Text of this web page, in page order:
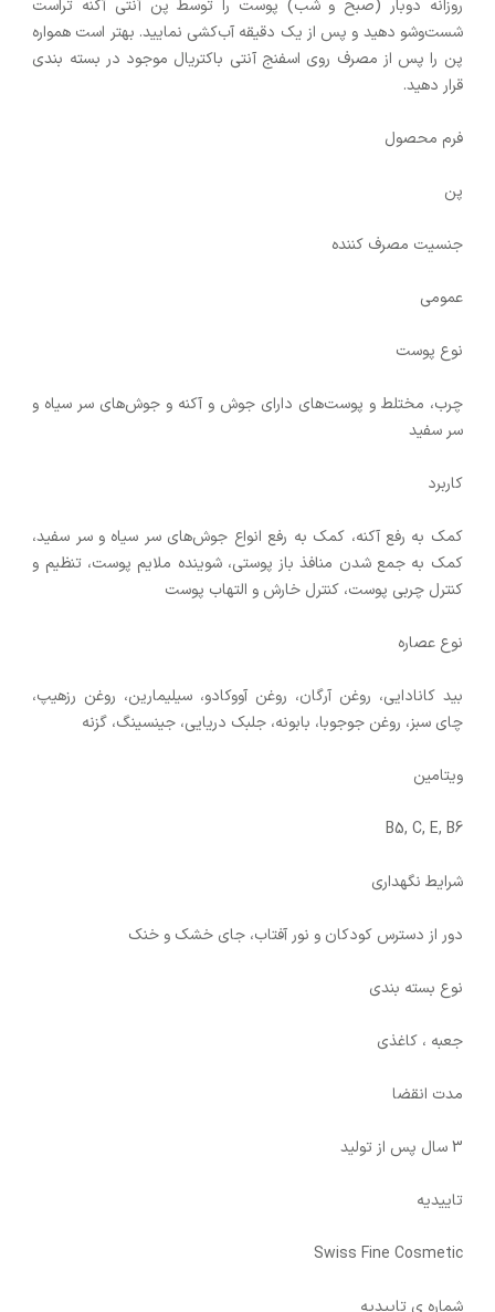
روزانه دوبار (صبح و شب) پوست را توسط پن آنتی آکنه تراست
شست‌وشو دهید و پس از یک دقیقه آب‌کشی نمایید. بهتر است همواره
پن را پس از مصرف روی اسفنج آنتی باکتریال موجود در بسته بندی
قرار دهید.
فرم محصول
پن
جنسیت مصرف کننده
عمومی
نوع پوست
چرب، مختلط و پوست‌های دارای جوش و آکنه و جوش‌های سر سیاه و
سر سفید
کاربرد
کمک به رفع آکنه، کمک به رفع انواع جوش‌های سر سیاه و سر سفید،
کمک به جمع شدن منافذ باز پوستی، شوینده ملایم پوست، تنظیم و
کنترل چربی پوست، کنترل خارش و التهاب پوست
نوع عصاره
بید کانادایی، روغن آرگان، روغن آووکادو، سیلیمارین، روغن رزهیپ،
چای سبز، روغن جوجوبا، بابونه، جلبک دریایی، جینسینگ، گزنه
ویتامین
B5, C, E, B6
شرایط نگهداری
دور از دسترس کودکان و نور آفتاب، جای خشک و خنک
نوع بسته بندی
جعبه ، کاغذی
مدت انقضا
3 سال پس از تولید
تاییدیه
Swiss Fine Cosmetic
شماره ی تاییدیه